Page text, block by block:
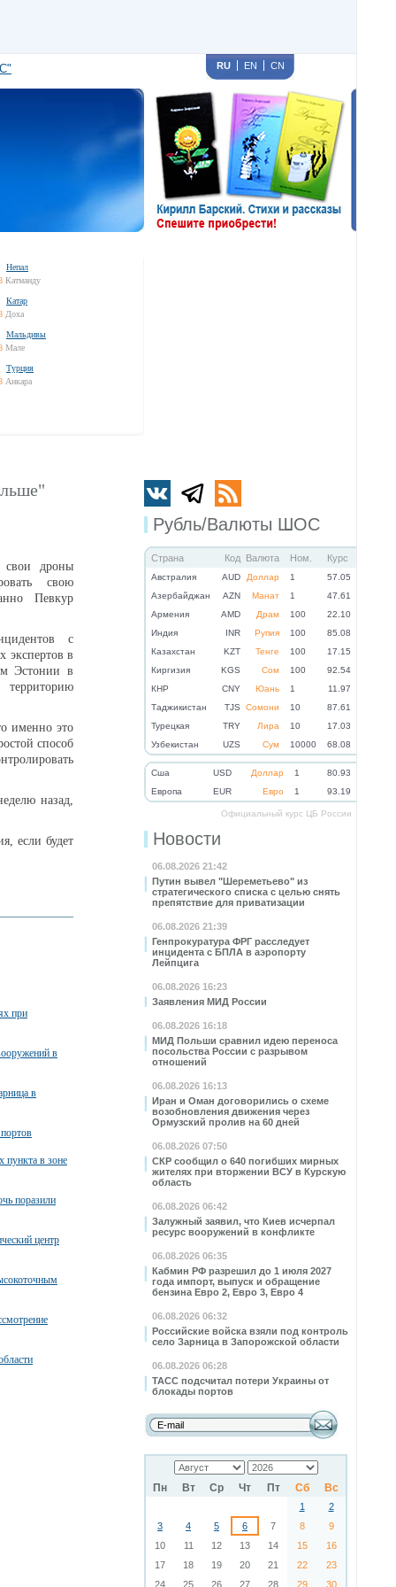
RU EN CN
Непал
Катманду
Катар
Доха
Мальдивы
Мале
Турция
Анкара
Рубль/Валюты ШОС
Страна Код Валюта Ном. Курс
Австралия AUD Доллар 1
57.05
Азербайджан
AZN Манат 1
47.61
Армения
AMD Драм 100
22.10
Индия
INR Рупия 100
85.08
Казахстан
KZT Тенге 100
17.15
Киргизия
KGS Сом 100
92.54
КНР
CNY Юань 1
11.97
Таджикистан
TJS Сомони 10
87.61
Турецкая
TRY Лира 10
17.03
Узбекистан
UZS Сум 10000 68.08
Cша USD Доллар 1
80.93
Eвропа
EUR Евро 1 93.19
Официальный курс ЦБ России
Новости
06.08.2026 21:42
Путин вывел "Шереметьево" из
стратегического списка с целью снять
препятствие для приватизации
06.08.2026 21:39
Генпрокуратура ФРГ расследует
инцидента с БПЛА в аэропорту
Лейпцига
06.08.2026 16:23
Заявления МИД России
06.08.2026 16:18
МИД Польши сравнил идею переноса
посольства России с разрывом
отношений
06.08.2026 16:13
Иран и Оман договорились о схеме
возобновления движения через
Ормузский пролив на 60 дней
06.08.2026 07:50
СКР сообщил о 640 погибших мирных
жителях при вторжении ВСУ в Курскую
область
06.08.2026 06:42
Залужный заявил, что Киев исчерпал
ресурс вооружений в конфликте
06.08.2026 06:35
Кабмин РФ разрешил до 1 июля 2027
года импорт, выпуск и обращение
бензина Евро 2, Евро 3, Евро 4
06.08.2026 06:32
Российские войска взяли под контроль
село Зарница в Запорожской области
06.08.2026 06:28
ТАСС подсчитал потери Украины от
блокады портов
Пн Вт Ср Чт Пт Сб Вс
1
2
3
4 5 6 7 8
9
10
11 12 13 14 15
16
17
18 19 20 21 22
23
24
25 26 27 28 29 30
свои дроны
свою
Певкур
с
экспертов в
Эстонии в
именно это
способ
назад,
если будет
при
в
в
пункта в зоне
поразили
центр